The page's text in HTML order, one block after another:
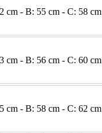
cm - B: 55 cm - C: 58 cm
cm - B: 56 cm - C: 60 cm
cm - B: 58 cm - C: 62 cm